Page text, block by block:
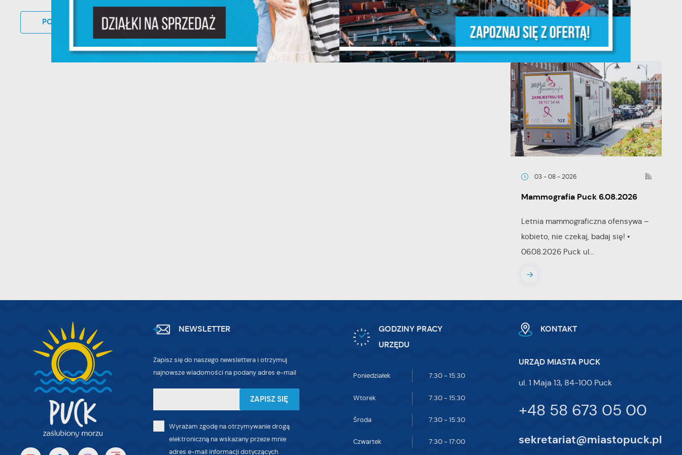
POWRÓT DO KATEGORII UDOSTĘPNIJ NASTĘPNY
powołaniu...
03 - 08 - 2026
Mammografia Puck 6.08.2026
Letnia mammograficzna ofensywa –
kobieto, nie czekaj, badaj się! •
06.08.2026 Puck ul...
NEWSLETTER
Zapisz się do naszego newslettera i otrzymuj
najnowsze wiadomości na podany adres e-mail
Wyrażam zgodę na otrzymywanie drogą
elektroniczną na wskazany przeze mnie
adres e-mail informacji dotyczących
GODZINY PRACY
URZĘDU
Poniedziałek 7:30 - 15:30
Wtorek 7:30 - 15:30
Środa 7:30 - 15:30
Czwartek 7:30 - 17:00
KONTAKT
URZĄD MIASTA PUCK
ul. 1 Maja 13, 84-100 Puck
+48 58 673 05 00
sekretariat@miastopuck.pl
Funkcjonalne i personalizacyjne
Tego typu pliki cookies umożliwiają stronie internetowej zapamiętanie wprowadzonych
przez Ciebie ustawień oraz personalizację określonych funkcjonalności czy
prezentowanych treści.
ZAPISZ WYBRANE